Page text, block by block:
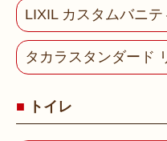
LIXIL カスタムバニテ
タカラスタンダード
トイレ